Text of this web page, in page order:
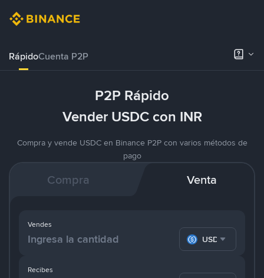
RápidoCuenta P2P
P2P Rápido
Vender USDC con INR
Compra y vende USDC en Binance P2P con varios métodos de
pago
Compra Venta
Recibes
Vendes
USDC